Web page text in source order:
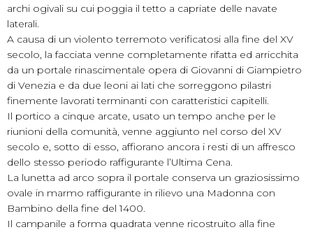
archi ogivali su cui poggia il tetto a capriate delle navate
laterali.
A causa di un violento terremoto verificatosi alla fine del XV
secolo, la facciata venne completamente rifatta ed arricchita
da un portale rinascimentale opera di Giovanni di Giampietro
di Venezia e da due leoni ai lati che sorreggono pilastri
finemente lavorati terminanti con caratteristici capitelli.
Il portico a cinque arcate, usato un tempo anche per le
riunioni della comunità, venne aggiunto nel corso del XV
secolo e, sotto di esso, affiorano ancora i resti di un affresco
dello stesso periodo raffigurante l’Ultima Cena.
La lunetta ad arco sopra il portale conserva un graziosissimo
ovale in marmo raffigurante in rilievo una Madonna con
Bambino della fine del 1400.
Il campanile a forma quadrata venne ricostruito alla fine